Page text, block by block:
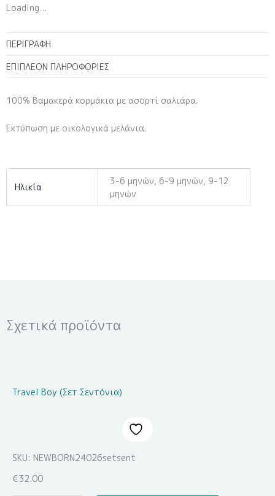
Loading...
ΠΕΡΙΓΡΑΦΉ
ΕΠΙΠΛΈΟΝ ΠΛΗΡΟΦΟΡΊΕΣ
100% Βαμακερά κορμάκια με ασορτί σαλιάρα.
Εκτύπωση με οικολογικά μελάνια.
Ηλικία
3-6 μηνών, 6-9 μηνών, 9-12
μηνών
Σχετικά προϊόντα
Travel Boy (Σετ Σεντόνια)
SKU: NEWBORN24026setsent
€32.00